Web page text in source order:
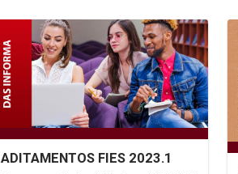
ADITAMENTOS FIES 2023.1